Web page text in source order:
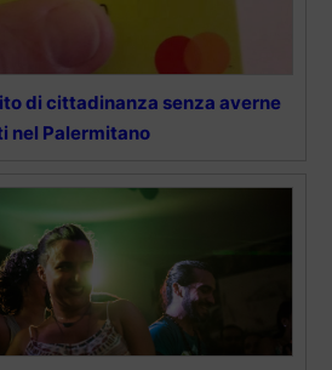
di cittadinanza senza averne
nel Palermitano